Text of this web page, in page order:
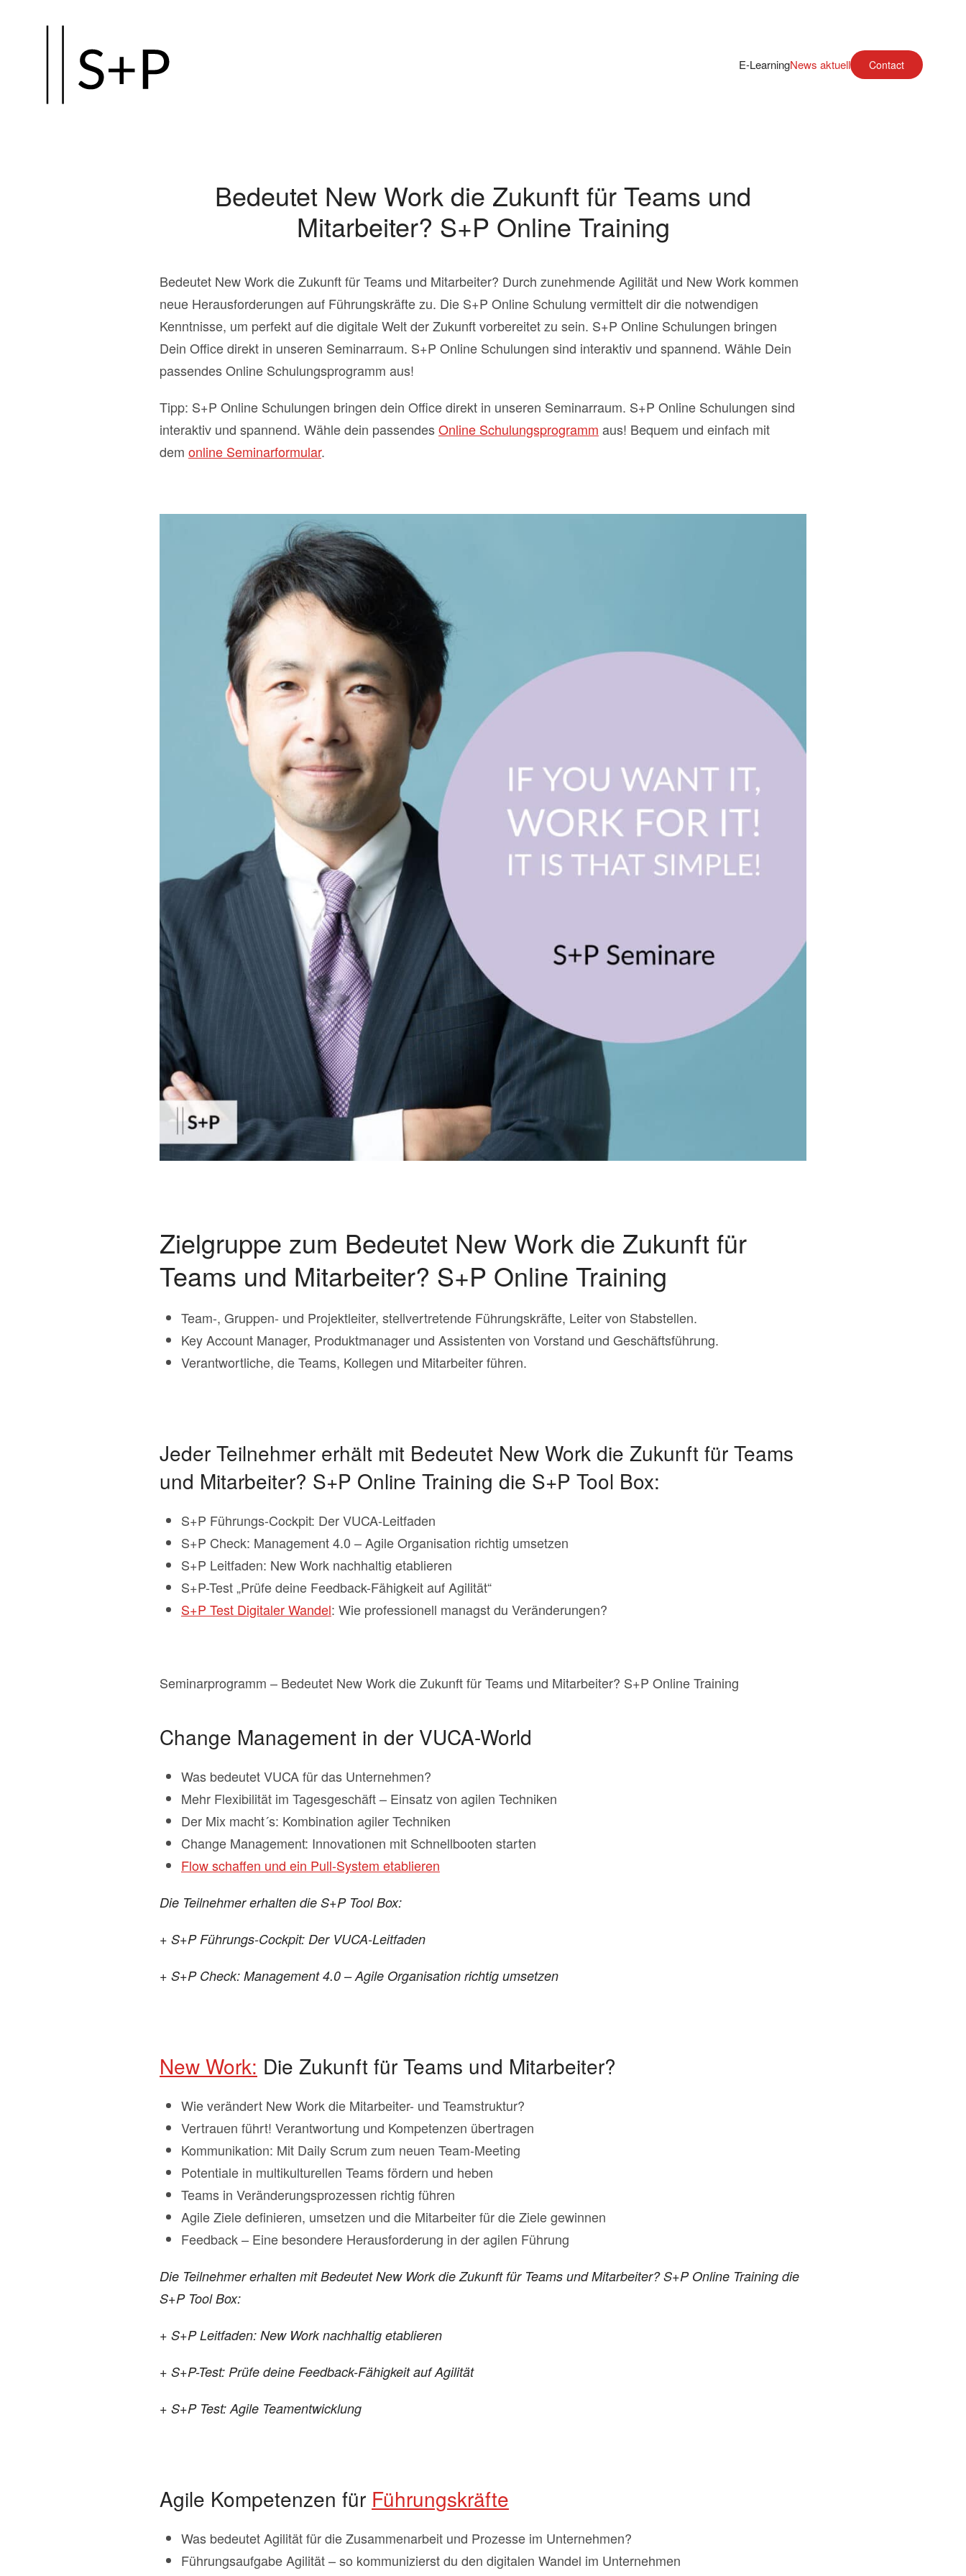
Hauptinhalt
E-LearningNews aktuell Contact
Bedeutet New Work die Zukunft für Teams und
Mitarbeiter? S+P Online Training
Bedeutet New Work die Zukunft für Teams und Mitarbeiter? Durch zunehmende Agilität und New Work kommen
neue Herausforderungen auf Führungskräfte zu. Die S+P Online Schulung vermittelt dir die notwendigen
Kenntnisse, um perfekt auf die digitale Welt der Zukunft vorbereitet zu sein. S+P Online Schulungen bringen
Dein Office direkt in unseren Seminarraum. S+P Online Schulungen sind interaktiv und spannend. Wähle Dein
passendes Online Schulungsprogramm aus!
Tipp: S+P Online Schulungen bringen dein Office direkt in unseren Seminarraum. S+P Online Schulungen sind
interaktiv und spannend. Wähle dein passendesOnline Schulungsprogramm aus! Bequem und einfach mit
dem online Seminarformular.
Zielgruppe zum Bedeutet New Work die Zukunft für
Teams und Mitarbeiter? S+P Online Training
Team-, Gruppen- und Projektleiter, stellvertretende Führungskräfte, Leiter von Stabstellen.
Key Account Manager, Produktmanager und Assistenten von Vorstand und Geschäftsführung.
Verantwortliche, die Teams, Kollegen und Mitarbeiter führen.
Jeder Teilnehmer erhält mit Bedeutet New Work die Zukunft für Teams
und Mitarbeiter? S+P Online Training die S+P Tool Box:
S+P Führungs-Cockpit: Der VUCA-Leitfaden
S+P Check: Management 4.0 – Agile Organisation richtig umsetzen
S+P Leitfaden: New Work nachhaltig etablieren
S+P-Test „Prüfe deine Feedback-Fähigkeit auf Agilität“
S+P Test Digitaler Wandel: Wie professionell managst du Veränderungen?
Seminarprogramm – Bedeutet New Work die Zukunft für Teams und Mitarbeiter? S+P Online Training
Change Management in der VUCA-World
Was bedeutet VUCA für das Unternehmen?
Mehr Flexibilität im Tagesgeschäft – Einsatz von agilen Techniken
Der Mix macht´s: Kombination agiler Techniken
Change Management: Innovationen mit Schnellbooten starten
Flow schaffen und ein Pull-System etablieren
Die Teilnehmer erhalten die S+P Tool Box:
+ S+P Führungs-Cockpit: Der VUCA-Leitfaden
+ S+P Check: Management 4.0 – Agile Organisation richtig umsetzen
New Work: Die Zukunft für Teams und Mitarbeiter?
Wie verändert New Work die Mitarbeiter- und Teamstruktur?
Vertrauen führt! Verantwortung und Kompetenzen übertragen
Kommunikation: Mit Daily Scrum zum neuen Team-Meeting
Potentiale in multikulturellen Teams fördern und heben
Teams in Veränderungsprozessen richtig führen
Agile Ziele definieren, umsetzen und die Mitarbeiter für die Ziele gewinnen
Feedback – Eine besondere Herausforderung in der agilen Führung
Die Teilnehmer erhalten mit Bedeutet New Work die Zukunft für Teams und Mitarbeiter? S+P Online Training die
S+P Tool Box:
+ S+P Leitfaden: New Work nachhaltig etablieren
+ S+P-Test: Prüfe deine Feedback-Fähigkeit auf Agilität
+ S+P Test: Agile Teamentwicklung
Agile Kompetenzen für Führungskräfte
Was bedeutet Agilität für die Zusammenarbeit und Prozesse im Unternehmen?
Führungsaufgabe Agilität – so kommunizierst du den digitalen Wandel im Unternehmen